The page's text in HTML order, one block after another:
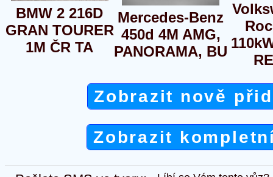
BMW 2 216D
GRAN TOURER
1M ČR TA
Mercedes-Benz
450d 4M AMG,
PANORAMA, BU
Zobrazit nově
Zobrazit